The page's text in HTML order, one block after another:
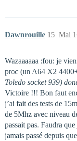
Dawnrouille Mai
15
Wazaaaaaa :fou: je
proc (un A64 X2
Toledo socket 939)
Victoire !!! Bon faut
j’ai fait des tests de
de 5Mhz avec niveau
passait pas. Faudra
jamais passé depuis